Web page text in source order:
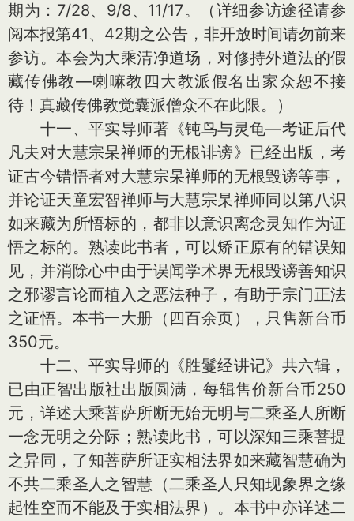
期为：7/28、9/8、11/17。（详细参访途径请参
阅本报第41、42期之公告，非开放时间请勿前来
参访。本会为大乘清净道场，对修持外道法的假
藏传佛教—喇嘛教四大教派假名出家众恕不接
待！真藏传佛教觉囊派僧众不在此限。）
十一、平实导师著《钝鸟与灵龟—考证后代
凡夫对大慧宗杲禅师的无根诽谤》已经出版，考
证古今错悟者对大慧宗杲禅师的无根毁谤等事，
并论证天童宏智禅师与大慧宗杲禅师同以第八识
如来藏为所悟标的，都非以意识离念灵知作为证
悟之标的。熟读此书者，可以矫正原有的错误知
见，并消除心中由于误闻学术界无根毁谤善知识
之邪谬言论而植入之恶法种子，有助于宗门正法
之证悟。本书一大册（四百余页），只售新台币
350元。
十二、平实导师的《胜鬘经讲记》共六辑，
已由正智出版社出版圆满，每辑售价新台币250
元，详述大乘菩萨所断无始无明与二乘圣人所断
一念无明之分际；熟读此书，可以深知三乘菩提
之异同，了知菩萨所证实相法界如来藏智慧确为
不共二乘圣人之智慧（二乘圣人只知现象界之缘
起性空而不能及于实相法界）。本书中亦详述二